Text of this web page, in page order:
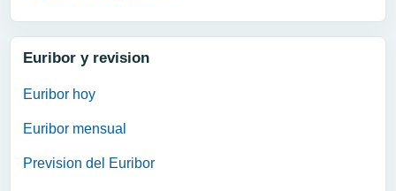
Euribor y revision
Euribor hoy
Euribor mensual
Prevision del Euribor